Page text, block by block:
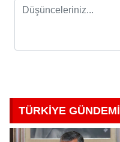
TÜRKİYE GÜNDEMİ